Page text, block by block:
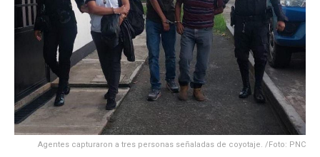
Agentes capturaron a tres personas señaladas de coyotaje. /Foto: PNC